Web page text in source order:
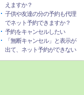
えますか？
子供や友達の分の予約も代理
でネット予約できますか？
予約をキャンセルしたい
「無断キャンセル」と表示が
出て、ネット予約ができない